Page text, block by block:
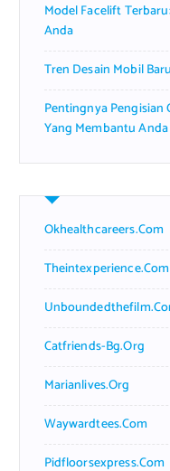
Model Facelift
Anda
Tren Desain Mobil
Pentingnya Pengisian
Yang Membantu
Okhealthcareers.com
Theintexperience.com
Catfriends-Bg.org
Marianlives.org
Waywardtees.com
Pidfloorsexpress.com